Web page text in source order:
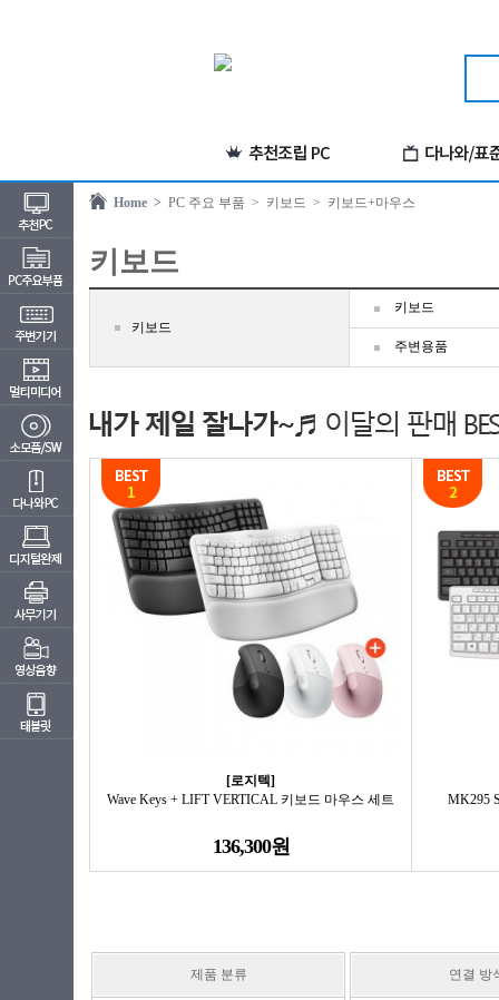
Home > PC 주요 부품 > 키보드 > 키보드+마우스
키보드
키보드
키보드
주변용품
[로지텍]
Wave Keys + LIFT VERTICAL 키보드 마우스 세트
136,300원
MK295
제품 분류 연결 방